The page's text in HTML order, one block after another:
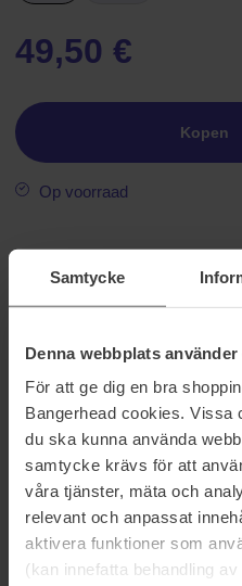
Samtycke
Denna webbplats
För att ge dig en bra
Bangerhead cookies. Vissa
du ska kunna använda
samtycke krävs för att
våra tjänster, mäta och
relevant och anpassat
aktivera funktioner som
(kan innefatta behandling
49,50 €
Kopen
Op voorraad
Onze nieuwe White Tea Eau
essentie van rust en elegantie
ontwikkelt zich met de
lilac en Zuidelijke blauwe
indruk achter met de warme,
tonkaboon en muskus. Ideaal
geuren waarderen.
Artikelnummer: 192556